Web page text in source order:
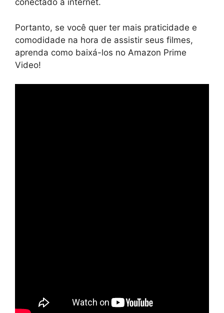
conectado à internet.
Portanto, se você quer ter mais praticidade e
comodidade na hora de assistir seus filmes,
aprenda como baixá-los no Amazon Prime
Video!